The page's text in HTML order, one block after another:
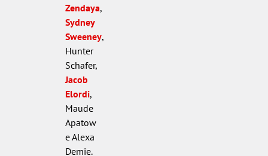
Zendaya,
Sydney
Sweeney,
Hunter
Schafer,
Jacob
Elordi,
Maude
Apatow
e Alexa
Demie.